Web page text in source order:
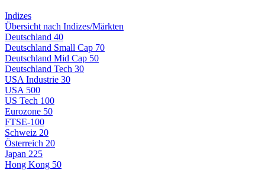
Indizes
Übersicht nach Indizes/Märkten
Deutschland 40
Deutschland Small Cap 70
Deutschland Mid Cap 50
Deutschland Tech 30
USA Industrie 30
USA 500
US Tech 100
Eurozone 50
FTSE-100
Schweiz 20
Österreich 20
Japan 225
Hong Kong 50